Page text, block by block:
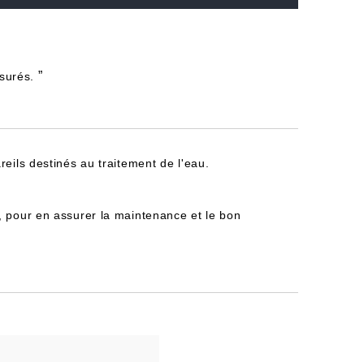
”
destinés au traitement de l'eau.
en assurer la maintenance et le bon